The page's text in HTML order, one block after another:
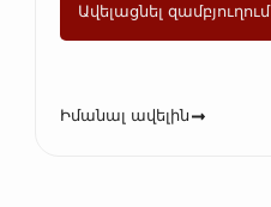
Ավելացնել զամբյուղում
Իմանալ ավելին